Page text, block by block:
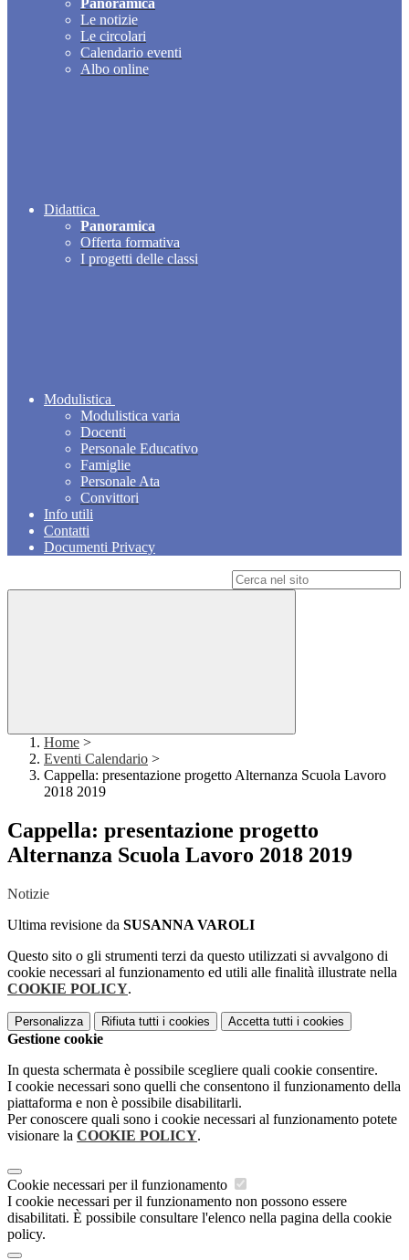
Panoramica
Le notizie
Le circolari
Calendario eventi
Albo online
Didattica
Panoramica
Offerta formativa
I progetti delle classi
Modulistica
Modulistica varia
Docenti
Personale Educativo
Famiglie
Personale Ata
Convittori
Info utili
Contatti
Documenti Privacy
Home >
Eventi Calendario >
Cappella: presentazione progetto Alternanza Scuola Lavoro
2018 2019
Cappella: presentazione progetto
Alternanza Scuola Lavoro 2018 2019
Notizie
Ultima revisione da SUSANNA VAROLI
Questo sito o gli strumenti terzi da questo utilizzati si avvalgono di
cookie necessari al funzionamento ed utili alle finalità illustrate nella
COOKIE POLICY.
Personalizza Rifiuta tutti i cookies Accetta tutti i cookies
Gestione cookie
In questa schermata è possibile scegliere quali cookie consentire.
I cookie necessari sono quelli che consentono il funzionamento della
piattaforma e non è possibile disabilitarli.
Per conoscere quali sono i cookie necessari al funzionamento potete
visionare la COOKIE POLICY.
Cookie necessari per il funzionamento
I cookie necessari per il funzionamento non possono essere
disabilitati. È possibile consultare l'elenco nella pagina della cookie
policy.